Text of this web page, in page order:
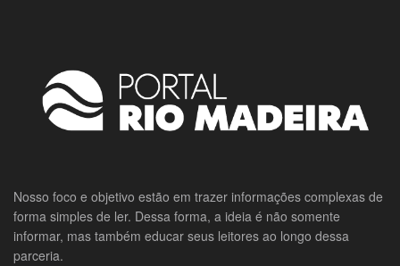
Nosso foco e objetivo estão em trazer informações complexas de
forma simples de ler. Dessa forma, a ideia é não somente
informar, mas também educar seus leitores ao longo dessa
parceria.